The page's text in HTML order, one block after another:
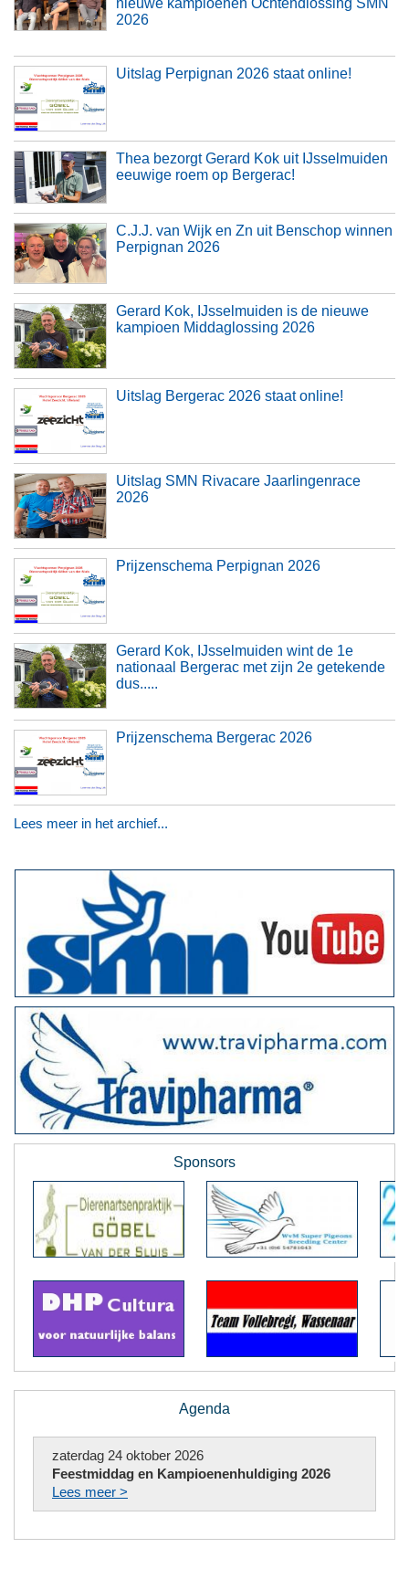
2026
Uitslag Perpignan 2026 staat online!
Thea bezorgt Gerard Kok uit IJsselmuiden
eeuwige roem op Bergerac!
C.J.J. van Wijk en Zn uit Benschop winnen
Perpignan 2026
Gerard Kok, IJsselmuiden is de nieuwe
kampioen Middaglossing 2026
Uitslag Bergerac 2026 staat online!
Uitslag SMN Rivacare Jaarlingenrace
2026
Prijzenschema Perpignan 2026
Gerard Kok, IJsselmuiden wint de 1e
nationaal Bergerac met zijn 2e getekende
dus.....
Prijzenschema Bergerac 2026
Lees meer in het archief...
Sponsors
Agenda
zaterdag 24 oktober 2026
Feestmiddag en Kampioenenhuldiging 2026
Lees meer >